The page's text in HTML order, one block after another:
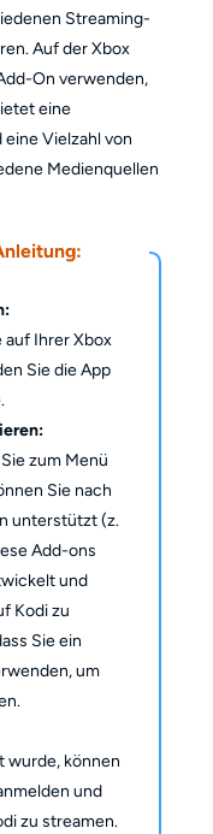
Streaming-
Auf der Xbox
On verwenden,
eine
Vielzahl von
Medienquellen
Ihrer Xbox
Sie die App
zum Menü
Sie nach
unterstützt (z.
Add-ons
und
Kodi zu
Sie ein
um
wurde, können
und
zu streamen.